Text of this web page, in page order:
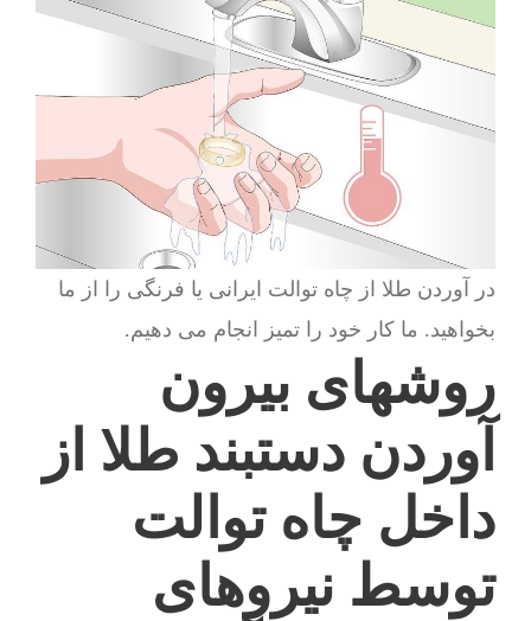
در آوردن طلا از چاه توالت ایرانی یا فرنگی را از ما
بخواهید. ما کار خود را تمیز انجام می دهیم.
روشهای بیرون
آوردن دستبند طلا از
داخل چاه توالت
توسط نیروهای